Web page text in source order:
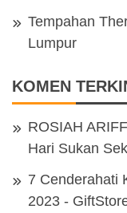
Tempahan
Lumpur
KOMEN
ROSIAH ARIFF
Hari Sukan
7 Cenderahati
2023 -